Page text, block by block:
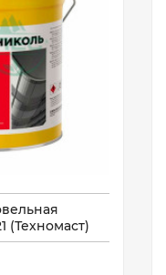
(Техномаст)